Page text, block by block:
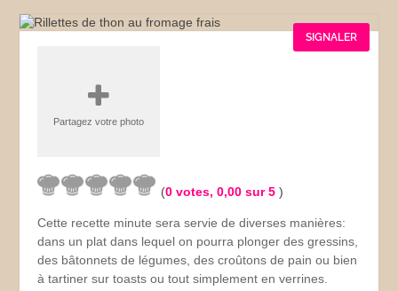
SIGNALER
Partagez votre photo
(0 votes,0,00 sur 5)
Cette recette minute sera servie de diverses manières:
dans un plat dans lequel on pourra plonger des gressins,
des bâtonnets de légumes, des croûtons de pain ou bien
à tartiner sur toasts ou tout simplement en verrines.